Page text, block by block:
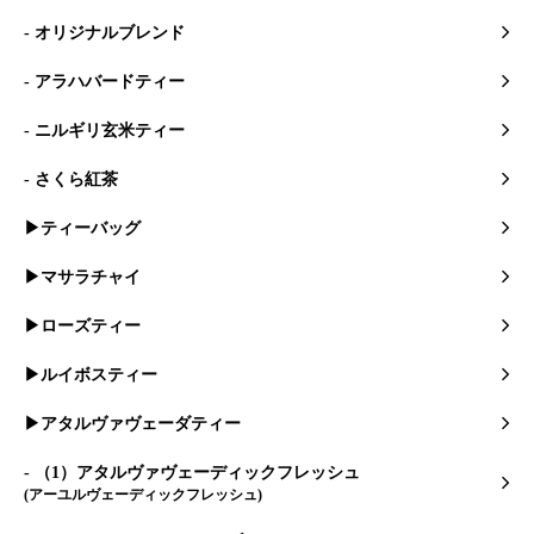
- オリジナルブレンド
- アラハバードティー
- ニルギリ玄米ティー
- さくら紅茶
▶ティーバッグ
▶マサラチャイ
▶ローズティー
▶ルイボスティー
▶アタルヴァヴェーダティー
- （1）アタルヴァヴェーディックフレッシュ
(アーユルヴェーディックフレッシュ)